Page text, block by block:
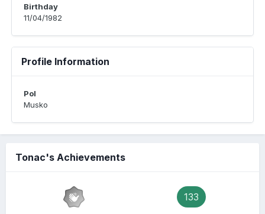
Birthday
11/04/1982
Profile Information
Pol
Musko
Tonac's Achievements
133